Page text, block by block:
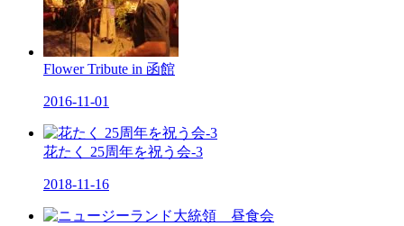
Flower Tribute in 函館
2016-11-01
花たく 25周年を祝う会-3
2018-11-16